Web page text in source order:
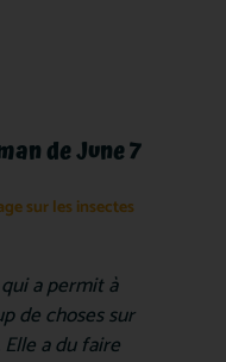
a permit à
de choses sur
a du faire
de June 7
sur les insectes